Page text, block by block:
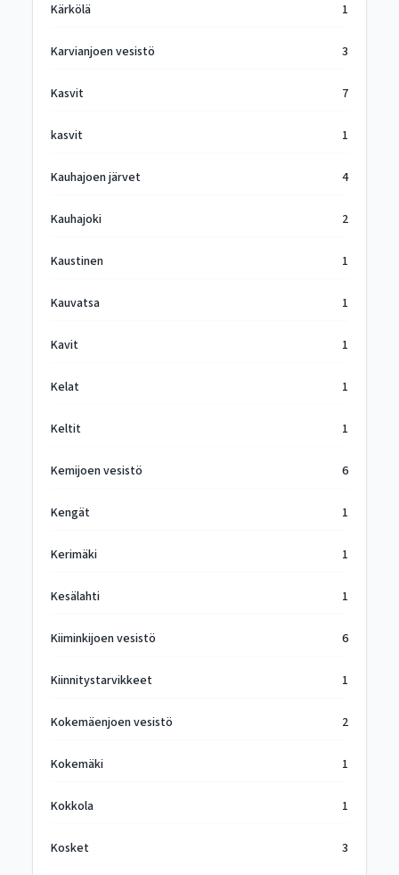
Kärkölä 1
Karvianjoen vesistö 3
Kasvit 7
kasvit 1
Kauhajoen järvet 4
Kauhajoki 2
Kaustinen 1
Kauvatsa 1
Kavit 1
Kelat 1
Keltit 1
Kemijoen vesistö 6
Kengät 1
Kerimäki 1
Kesälahti 1
Kiiminkijoen vesistö 6
Kiinnitystarvikkeet 1
Kokemäenjoen vesistö 2
Kokemäki 1
Kokkola 1
Kosket 3